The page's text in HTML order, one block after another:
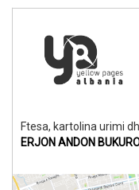
Ftesa, kartolina urimi
ERJON ANDON